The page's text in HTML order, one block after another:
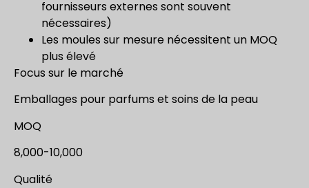
fournisseurs externes sont souvent
nécessaires)
Les moules sur mesure nécessitent un MOQ
plus élevé
Focus sur le marché
Emballages pour parfums et soins de la peau
MOQ
8,000-10,000
Qualité